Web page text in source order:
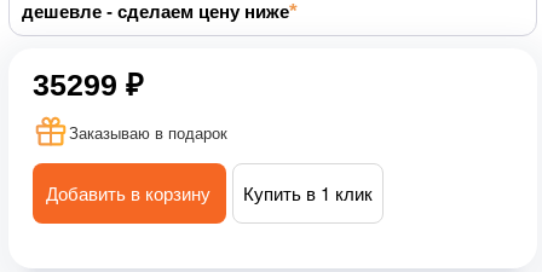
дешевле - сделаем цену ниже
35299 ₽
Заказываю в подарок
Добавить в корзину Купить в 1 клик